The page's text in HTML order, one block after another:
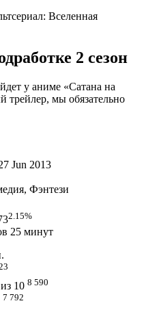
Вселенная
2 сезон
у аниме «Сатана на
трейлер, мы обязательно
Jun 2013
Фэнтези
2.15%
25 минут
10 8 590
7 792